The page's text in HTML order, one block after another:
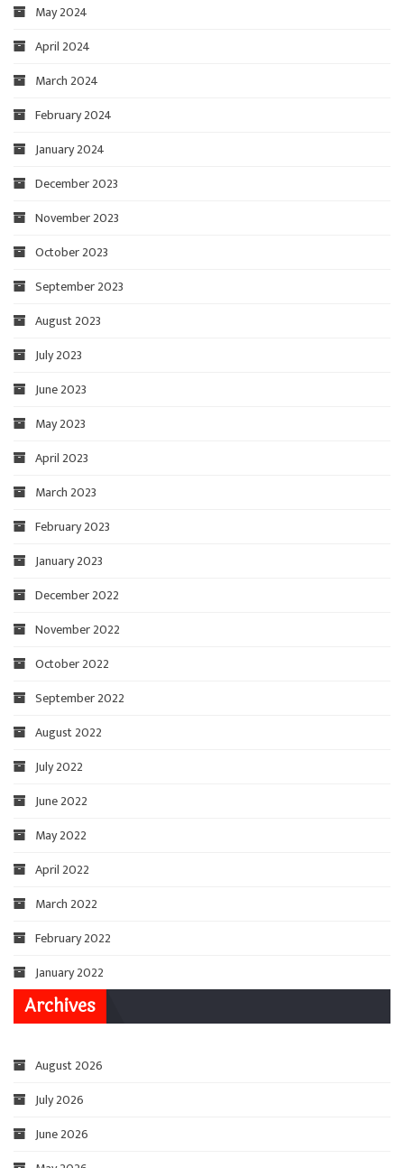
May 2024
April 2024
March 2024
February 2024
January 2024
December 2023
November 2023
October 2023
September 2023
August 2023
July 2023
June 2023
May 2023
April 2023
March 2023
February 2023
January 2023
December 2022
November 2022
October 2022
September 2022
August 2022
July 2022
June 2022
May 2022
April 2022
March 2022
February 2022
January 2022
Archives
August 2026
July 2026
June 2026